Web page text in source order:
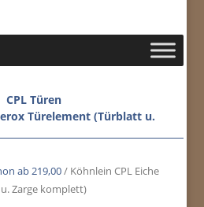
CPL Türen
Türelement (Türblatt u.
ab 219,00/ Köhnlein CPL Eiche
Zarge komplett)